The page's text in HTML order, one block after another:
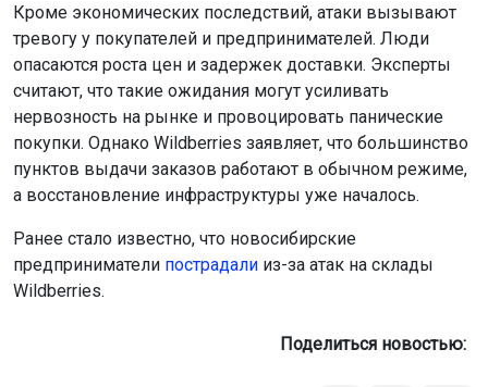
Кроме экономических последствий, атаки вызывают
тревогу у покупателей и предпринимателей. Люди
опасаются роста цен и задержек доставки. Эксперты
считают, что такие ожидания могут усиливать
нервозность на рынке и провоцировать панические
покупки. Однако Wildberries заявляет, что большинство
пунктов выдачи заказов работают в обычном режиме,
а восстановление инфраструктуры уже началось.
Ранее стало известно, что новосибирские
предприниматели пострадали из-за атак на склады
Wildberries.
Поделиться новостью: